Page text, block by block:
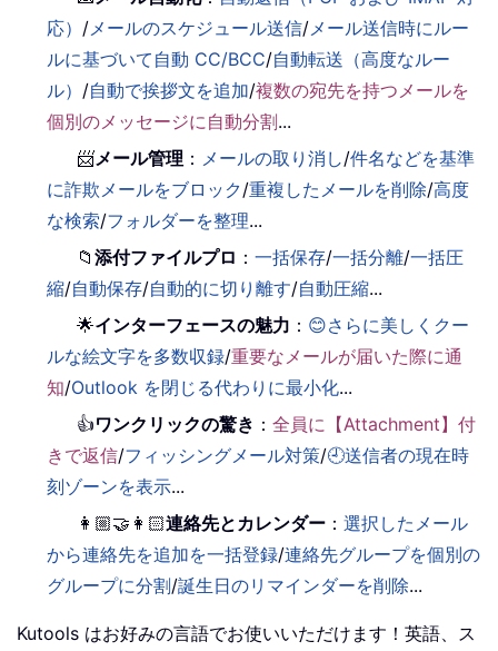
応） / メールのスケジュール送信/ メール送信時にルー
ルに基づいて自動 CC/BCC/自動転送（高度なルー
ル） /自動で挨拶文を追加/複数の宛先を持つメールを
個別のメッセージに自動分割...
📨メール管理 ： メールの取り消し/件名などを基準
に詐欺メールをブロック/重複したメールを削除/高度
な検索/フォルダーを整理...
📁添付ファイルプロ ：一括保存/一括分離/一括圧
縮/自動保存/自動的に切り離す/自動圧縮...
🌟インターフェースの魅力 ： 😊さらに美しくクー
ルな絵文字を多数収録/重要なメールが届いた際に通
知/Outlook を閉じる代わりに最小化...
👍ワンクリックの驚き ：全員に【Attachment】付
きで返信/フィッシングメール対策/🕘送信者の現在時
刻ゾーンを表示...
👩🏼‍🤝‍👩🏻連絡先とカレンダー ：選択したメール
から連絡先を追加を一括登録/連絡先グループを個別の
グループに分割/誕生日のリマインダーを削除...
Kutools はお好みの言語でお使いいただけます！英語、ス